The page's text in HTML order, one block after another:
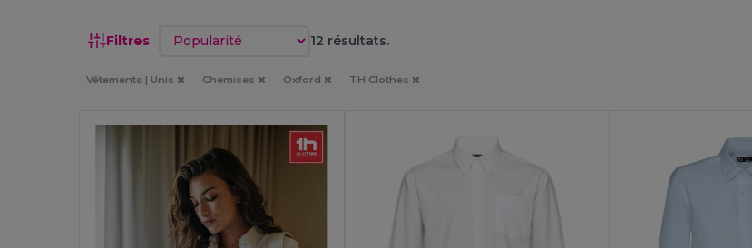
Filtres Trier par 12 résultats.
Vêtements | Unis Chemises Oxford TH Clothes